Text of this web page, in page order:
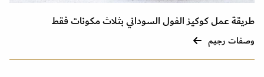
طريقة عمل كوكيز الفول السوداني بثلاث مكونات فقط
وصفات رجيم